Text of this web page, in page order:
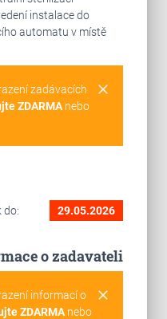
instalace do
automatu v místě
clear
zadávacích
ZDARMAnebo
do: 29.05.2026
o zadavateli
clear
informací o
ZDARMAnebo